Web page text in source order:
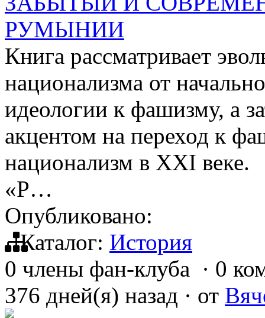
РУМЫНИИ
Книга рассматривает
национализма от
идеологии к фашизму, а
акцентом на переход к
национализм в XXI веке.
«Р…
Опубликовано:
Каталог: История
0 члены фан-клуба · 0
376 дней(я) назад · от